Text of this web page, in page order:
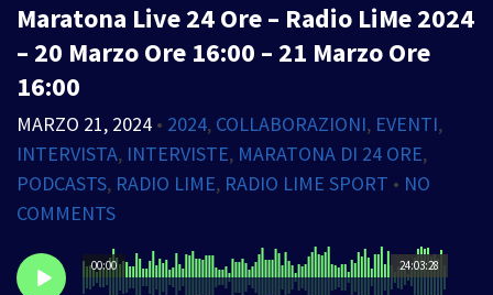
Maratona Live 24 Ore – Radio LiMe 2024
– 20 Marzo Ore 16:00 – 21 Marzo Ore
16:00
MARZO 21, 2024 • 2024, COLLABORAZIONI, EVENTI,
INTERVISTA, INTERVISTE, MARATONA DI 24 ORE,
PODCASTS, RADIO LIME, RADIO LIME SPORT • NO
COMMENTS
24:03:28
00:00